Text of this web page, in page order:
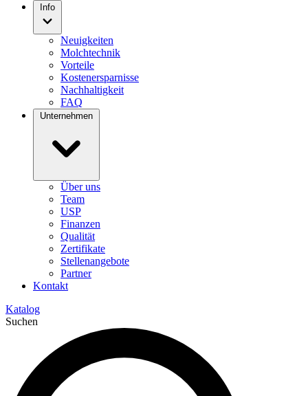
Info
Neuigkeiten
Molchtechnik
Vorteile
Kostenersparnisse
Nachhaltigkeit
FAQ
Unternehmen
Über uns
Team
USP
Finanzen
Qualität
Zertifikate
Stellenangebote
Partner
Kontakt
Katalog
Suchen